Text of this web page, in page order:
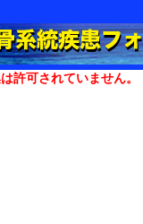
許可されていません。